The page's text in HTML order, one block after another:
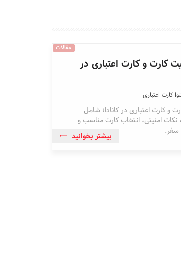
مقالات
کارت و کارت اعتباری در
کارت اعتباری
و کارت اعتباری در کانادا؛ شامل
امنیتی، انتخاب کارت مناسب و
سفر.
بیشتر بخوانید